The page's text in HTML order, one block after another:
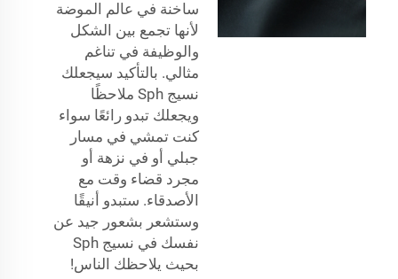
ساخنة في عالم الموضة
لأنها تجمع بين الشكل
والوظيفة في تناغم
مثالي. بالتأكيد سيجعلك
نسيج Sph ملاحظًا
ويجعلك تبدو رائعًا سواء
كنت تمشي في مسار
جبلي أو في نزهة أو
مجرد قضاء وقت مع
الأصدقاء. ستبدو أنيقًا
وستشعر بشعور جيد عن
نفسك في نسيج Sph
بحيث يلاحظك الناس!